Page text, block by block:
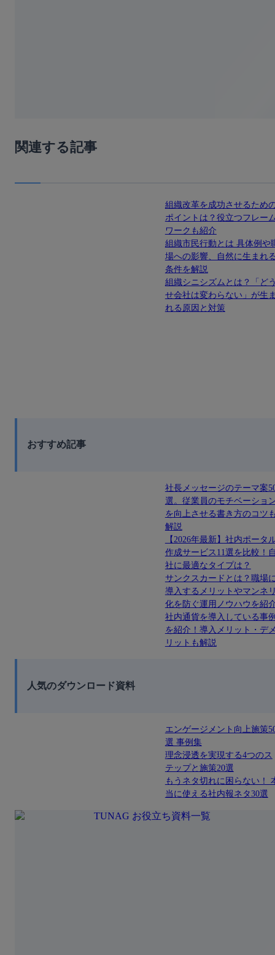
関連する記事
組織改革を成功させるため
ポイントは？役立つフレー
ワークも紹介
組織市民行動とは 具体例や
場への影響、自然に生まれ
条件を解説
組織シニシズムとは？「ど
せ会社は変わらない」が生
れる原因と対策
おすすめ記事
社長メッセージのテーマ案
選。従業員のモチベーショ
を向上させる書き方のコツ
解説
【2026年最新】社内ポータ
作成サービス11選を比較！
社に最適なタイプは？
サンクスカードとは？職場
導入するメリットやマンネ
化を防ぐ運用ノウハウを紹
社内通貨を導入している事
を紹介！導入メリット・デ
リットも解説
人気のダウンロード資料
エンゲージメント向上施策
選 事例集
理念浸透を実現する4つのス
テップと施策20選
もうネタ切れに困らない！
当に使える社内報ネタ30選